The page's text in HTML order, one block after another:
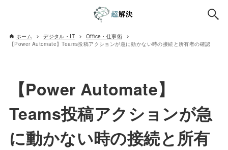
ホーム デジタル・IT
Office・仕事術
【Power Automate】Teams投稿アクションが急に動かない時の接続と所有者の確認
【Power Automate】
Teams投稿アクションが急
に動かない時の接続と所有